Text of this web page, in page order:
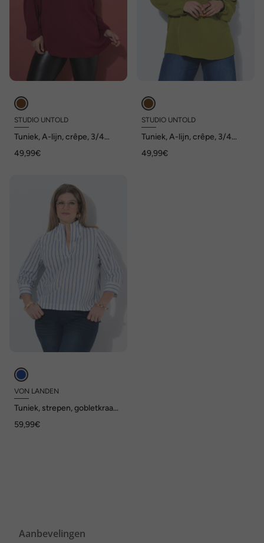
STUDIO UNTOLD
Tuniek, A-lijn, crêpe, 3/4
49,99€
STUDIO UNTOLD
Tuniek, A-lijn, crêpe, 3/4
49,99€
VON LANDEN
Tuniek, strepen, gobletkraag,
achterpand
59,99€
Aanbevelingen